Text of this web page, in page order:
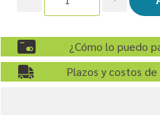
¿Cómo lo puedo
Plazos y costos